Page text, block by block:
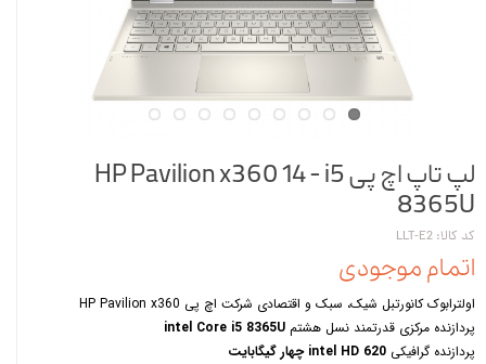
لپ تاپ اچ پی HP Pavilion x360 14 - i5
8365U
کد کالا: LLT-E2
اتمام موجودی
اولترابوک کانورتبل شیک، سبک و اقتصادی شرکت اچ پی HP Pavilion x360
پردازنده مرکزی قدرتمند نسل هشتم intel Core i5 8365U
پردازنده گرافیکی intel HD 620 چهار گیگابایت